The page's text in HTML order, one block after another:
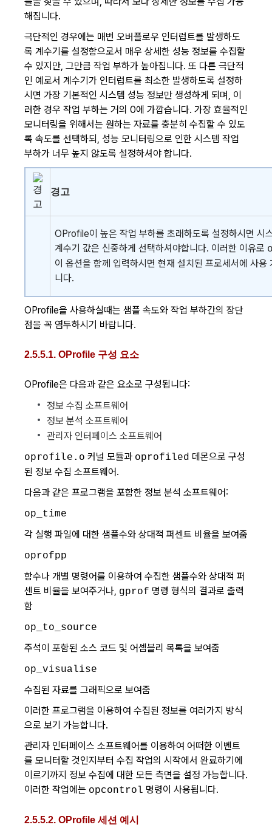
해집니다.
극단적인 경우에는 매번 오버플로우 인터럽트를 발생하도
록 계수기를 설정함으로서 매우 상세한 성능 정보를 수집할
수 있지만, 그만큼 작업 부하가 높아집니다. 또 다른 극단적
인 예로서 계수기가 인터럽트를 최소한 발생하도록 설정하
시면 가장 기본적인 시스템 성능 정보만 생성하게 되며, 이
러한 경우 작업 부하는 거의 0에 가깝습니다. 가장 효율적인
모니터링을 위해서는 원하는 자료를 충분히 수집할 수 있도
록 속도를 선택하되, 성능 모니터링으로 인한 시스템 작업
부하가 너무 높지 않도록 설정하셔야 합니다.
경고
OProfile이 높은 작업 부하를 초래하도록 설정하시면 시
계수기 값은 신중하게 선택하셔야합니다. 이러한 이유로
이 옵션을 함께 입력하시면 현재 설치된 프로세서에 사
니다.
OProfile을 사용하실때는 샘플 속도와 작업 부하간의 장단
점을 꼭 염두하시기 바랍니다.
2.5.5.1. OProfile 구성 요소
OProfile은 다음과 같은 요소로 구성됩니다:
정보 수집 소프트웨어
정보 분석 소프트웨어
관리자 인터페이스 소프트웨어
oprofile.o 커널 모듈과 oprofiled 데몬으로 구성
된 정보 수집 소프트웨어.
다음과 같은 프로그램을 포함한 정보 분석 소프트웨어:
op_time
각 실행 파일에 대한 샘플수와 상대적 퍼센트 비율을 보여줌
oprofpp
함수나 개별 명령어를 이용하여 수집한 샘플수와 상대적 퍼
센트 비율을 보여주거나, gprof 명령 형식의 결과로 출력
함
op_to_source
주석이 포함된 소스 코드 및 어셈블리 목록을 보여줌
op_visualise
수집된 자료를 그래픽으로 보여줌
이러한 프로그램을 이용하여 수집된 정보를 여러가지 방식
으로 보기 가능합니다.
관리자 인터페이스 소프트웨어를 이용하여 어떠한 이벤트
를 모니터할 것인지부터 수집 작업의 시작에서 완료하기에
이르기까지 정보 수집에 대한 모든 측면을 설정 가능합니다.
이러한 작업에는 opcontrol 명령이 사용됩니다.
2.5.5.2. OProfile 세션 예시